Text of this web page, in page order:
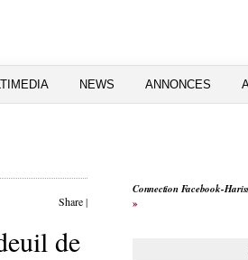
NEWS ANNONCES
Share|
de
Connection Facebook-